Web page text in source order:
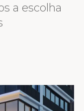
a escolha